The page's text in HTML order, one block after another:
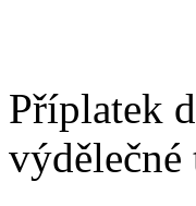
Příplatek
výdělečné